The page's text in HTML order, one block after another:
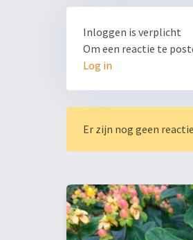
Inloggen is verplicht
Om een reactie te
Log in
Er zijn nog geen